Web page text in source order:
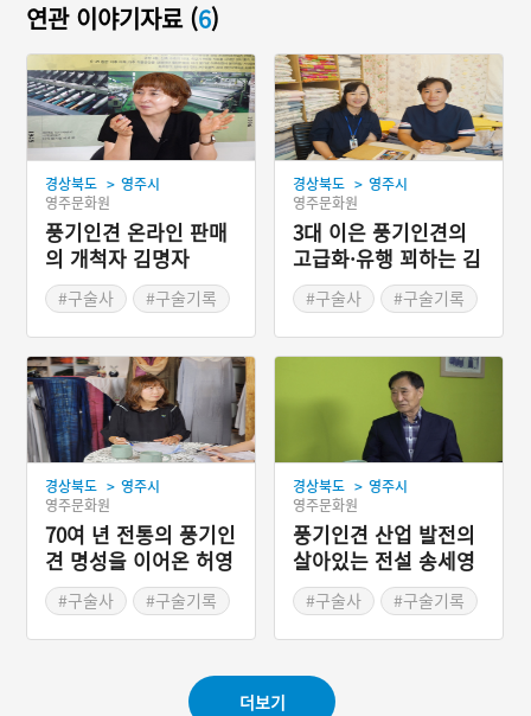
연관 이야기자료 (6)
경상북도 > 영주시
영주문화원
풍기인견 온라인 판매
의 개척자 김명자
#구술사
#구술기록
#2023 디지털 생활사 아
카이빙 사업
경상북도 > 영주시
영주문화원
3대 이은 풍기인견의
고급화·유행 꾀하는 김
정현
#구술사
#구술기록
#2023 디지털 생활사 아
경상북도 > 영주시
영주문화원
70여 년 전통의 풍기인
견 명성을 이어온 허영
란#구술사
#구술기록
경상북도 > 영주시
영주문화원
풍기인견 산업 발전의
살아있는 전설 송세영
#구술사
#구술기록
카이빙 사업
더보기